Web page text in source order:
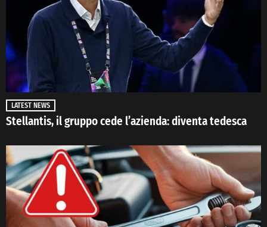
LATEST NEWS
Stellantis, il gruppo cede l’azienda: diventa tedesca